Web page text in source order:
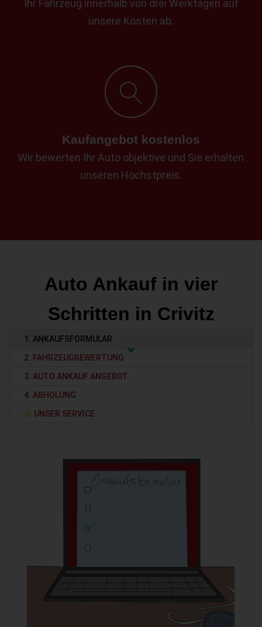
Ihr Fahrzeug innerhalb von drei Werktagen auf
unsere Kosten ab.
Kaufangebot kostenlos
Wir bewerten Ihr Auto objektive und Sie erhalten
unseren Höchstpreis.
Auto Ankauf in vier
Schritten in Crivitz
1. ANKAUFSFORMULAR
2. FAHRZEUGBEWERTUNG
3. AUTO ANKAUF ANGEBOT
4. ABHOLUNG
UNSER SERVICE